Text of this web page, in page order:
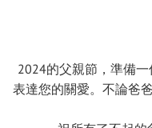
2024的父親節，準備
表達您的關愛。不論爸